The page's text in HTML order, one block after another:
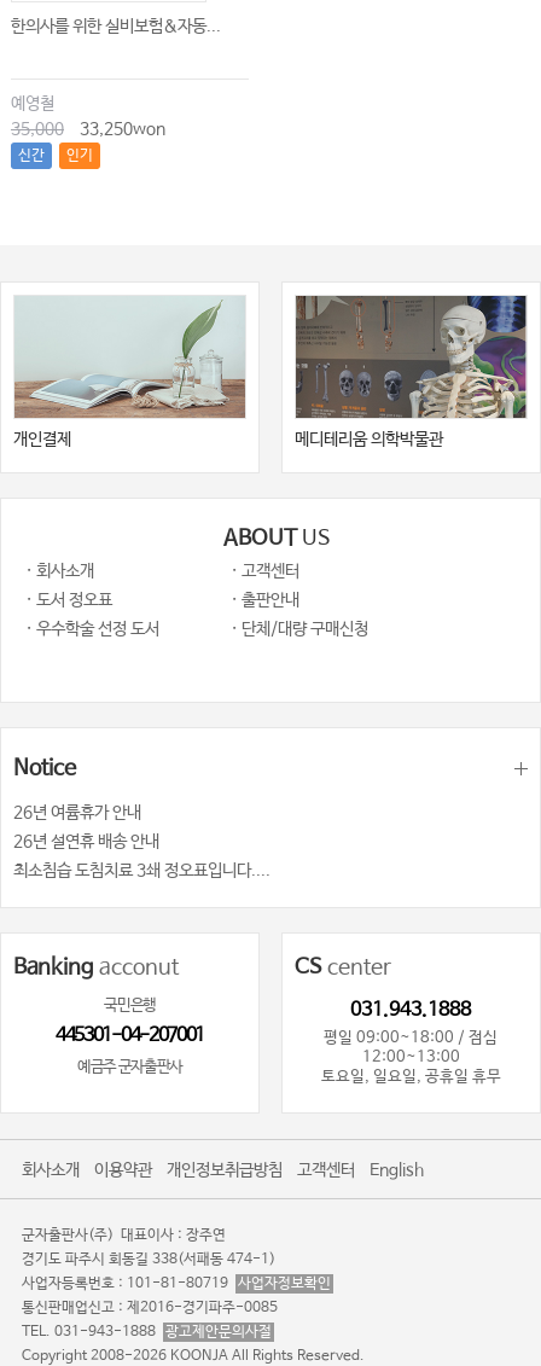
한의사를 위한 실비보험&자동...
예영철
35,000
33,250won
신간 인기
개인결제 메디테리움 의학박물관
ABOUT US
· 회사소개
· 고객센터
· 도서 정오표
· 출판안내
· 우수학술 선정 도서
· 단체/대량 구매신청
Notice
26년 여륨휴가 안내
26년 설연휴 배송 안내
최소침습 도침치료 3쇄 정오표입니다....
Banking acconut
국민은행
445301-04-207001
예금주 군자출판사
CScenter
031.943.1888
평일 09:00~18:00 / 점심
12:00~13:00
토요일, 일요일, 공휴일 휴무
회사소개 이용약관 개인정보취급방침 고객센터 English
군자출판사(주) 대표이사 : 장주연
경기도 파주시 회동길 338(서패동 474-1)
사업자등록번호 : 101-81-80719 사업자정보확인
통신판매업신고 : 제2016-경기파주-0085
TEL. 031-943-1888 광고제안문의사절
Copyright 2008-2026 KOONJA All Rights Reserved.